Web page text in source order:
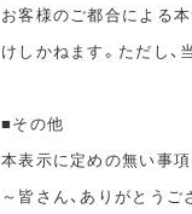
お客様のご都合による
けしかねます。ただし
■その他
本表示に定めの無い事
～皆さん、ありがとう